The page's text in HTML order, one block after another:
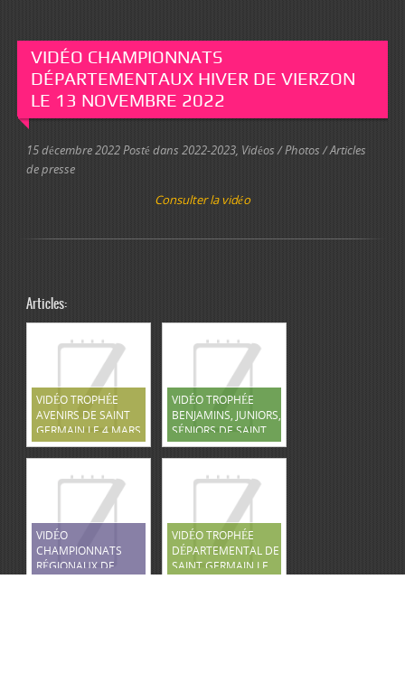
VIDÉO CHAMPIONNATS
DÉPARTEMENTAUX HIVER DE VIERZON
LE 13 NOVEMBRE 2022
15 décembre 2022Posté dans2022-2023, Vidéos / Photos / Articles
de presse
Consulter la vidéo
Articles:
VIDÉO TROPHÉE
AVENIRS DE SAINT
GERMAIN LE 4 MARS
2023
VIDÉO TROPHÉE
BENJAMINS, JUNIORS,
SÉNIORS DE SAINT
GERMAIN LE 5 MARS
2023
VIDÉO
CHAMPIONNATS
RÉGIONAUX DE
VIDÉO TROPHÉE
DÉPARTEMENTAL DE
SAINT GERMAIN LE